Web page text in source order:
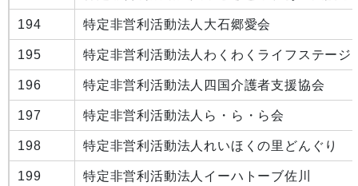
194 特定非営利活動法人大石郷愛会
195 特定非営利活動法人わくわくライフステージ
196 特定非営利活動法人四国介護者支援協会
197 特定非営利活動法人ら・ら・ら会
198 特定非営利活動法人れいほくの里どんぐり
199 特定非営利活動法人イーハトーブ佐川